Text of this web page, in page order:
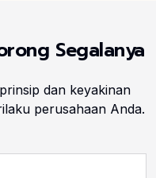
Segalanya
dan keyakinan
perusahaan Anda.